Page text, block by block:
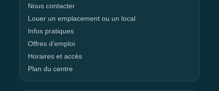
Nous contacter
Louer un emplacement ou un local
Infos pratiques
Offres d’emploi
Horaires et accès
Plan du centre